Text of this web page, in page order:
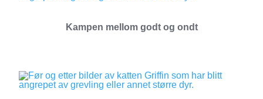
Kampen mellom godt og ondt